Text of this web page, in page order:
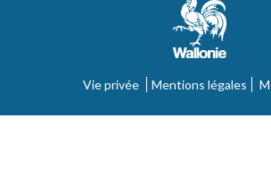
Vie privée Mentions légales